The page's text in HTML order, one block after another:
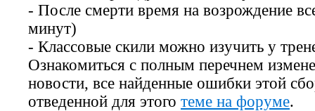
- После смерти время на возрождение
минут)
- Классовые скили можно изучить у
Ознакомиться с полным перечнем
новости, все найденные ошибки этой
отведенной для этого теме на форуме.